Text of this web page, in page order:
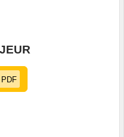
PDF